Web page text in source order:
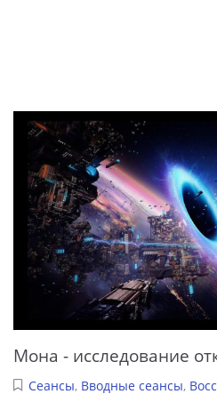
Мона - исследование
Сеансы, Вводные сеансы,